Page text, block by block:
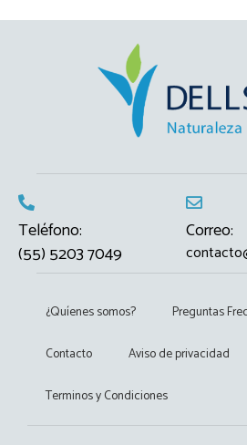
Teléfono:
(55) 5203 7049
Correo:
¿Quíenes somos? Preguntas
Contacto Aviso de privacidad
Terminos y Condiciones